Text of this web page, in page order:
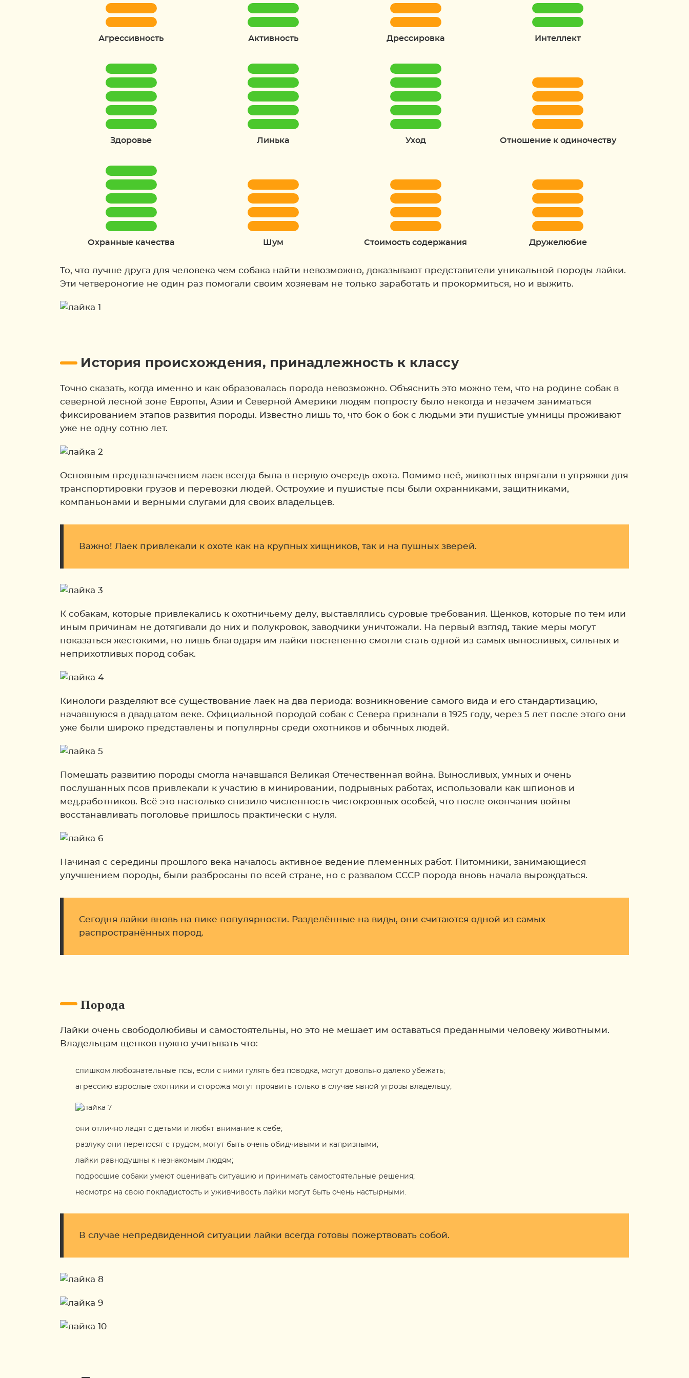
Агрессивность Активность Дрессировка Интеллект
Здоровье Линька Уход Отношение к одиночеству
Охранные качества Шум Стоимость содержания Дружелюбие
То, что лучше друга для человека чем собака найти невозможно, доказывают представители уникальной породы лайки.
Эти четвероногие не один раз помогали своим хозяевам не только заработать и прокормиться, но и выжить.
История происхождения, принадлежность к классу
Точно сказать, когда именно и как образовалась порода невозможно. Объяснить это можно тем, что на родине собак в
северной лесной зоне Европы, Азии и Северной Америки людям попросту было некогда и незачем заниматься
фиксированием этапов развития породы. Известно лишь то, что бок о бок с людьми эти пушистые умницы проживают
уже не одну сотню лет.
Основным предназначением лаек всегда была в первую очередь охота. Помимо неё, животных впрягали в упряжки для
транспортировки грузов и перевозки людей. Остроухие и пушистые псы были охранниками, защитниками,
компаньонами и верными слугами для своих владельцев.
Важно! Лаек привлекали к охоте как на крупных хищников, так и на пушных зверей.
К собакам, которые привлекались к охотничьему делу, выставлялись суровые требования. Щенков, которые по тем или
иным причинам не дотягивали до них и полукровок, заводчики уничтожали. На первый взгляд, такие меры могут
показаться жестокими, но лишь благодаря им лайки постепенно смогли стать одной из самых выносливых, сильных и
неприхотливых пород собак.
Кинологи разделяют всё существование лаек на два периода: возникновение самого вида и его стандартизацию,
начавшуюся в двадцатом веке. Официальной породой собак с Севера признали в 1925 году, через 5 лет после этого они
уже были широко представлены и популярны среди охотников и обычных людей.
Помешать развитию породы смогла начавшаяся Великая Отечественная война. Выносливых, умных и очень
послушанных псов привлекали к участию в минировании, подрывных работах, использовали как шпионов и
мед.работников. Всё это настолько снизило численность чистокровных особей, что после окончания войны
восстанавливать поголовье пришлось практически с нуля.
Начиная с середины прошлого века началось активное ведение племенных работ. Питомники, занимающиеся
улучшением породы, были разбросаны по всей стране, но с развалом СССР порода вновь начала вырождаться.
Сегодня лайки вновь на пике популярности. Разделённые на виды, они считаются одной из самых
распространённых пород.
Порода
Лайки очень свободолюбивы и самостоятельны, но это не мешает им оставаться преданными человеку животными.
Владельцам щенков нужно учитывать что:
слишком любознательные псы, если с ними гулять без поводка, могут довольно далеко убежать;
агрессию взрослые охотники и сторожа могут проявить только в случае явной угрозы владельцу;
они отлично ладят с детьми и любят внимание к себе;
разлуку они переносят с трудом, могут быть очень обидчивыми и капризными;
лайки равнодушны к незнакомым людям;
подросшие собаки умеют оценивать ситуацию и принимать самостоятельные решения;
несмотря на свою покладистость и уживчивость лайки могут быть очень настырными.
В случае непредвиденной ситуации лайки всегда готовы пожертвовать собой.